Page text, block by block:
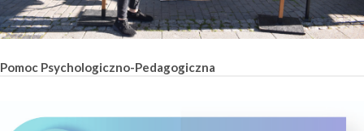
Pomoc Psychologiczno-Pedagogiczna